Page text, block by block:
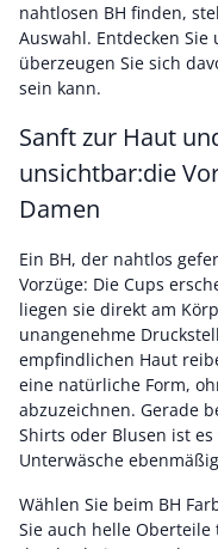
nahtlosen BH finden,
Auswahl. Entdecken
überzeugen Sie sich
sein kann.
Sanft zur Haut
unsichtbar:die
Damen
Ein BH, der nahtlos
Vorzüge: Die Cups
liegen sie direkt am
unangenehme
empfindlichen Haut
eine natürliche Form,
abzuzeichnen. Gerade
Shirts oder Blusen ist
Unterwäsche
Wählen Sie beim BH
Sie auch helle Oberteile